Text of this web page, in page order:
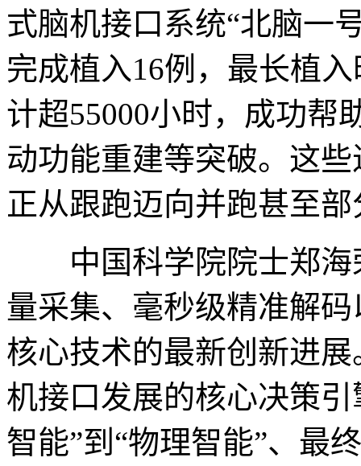
式脑机接口系统“北脑一
完成植入16例，最长植
计超55000小时，成功帮
动功能重建等突破。这
正从跟跑迈向并跑甚至
中国科学院院士郑海
量采集、毫秒级精准解
核心技术的最新创新进
机接口发展的核心决策
智能”到“物理智能”、最